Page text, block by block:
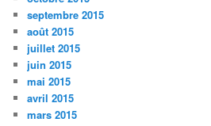
septembre 2015
août 2015
juillet 2015
juin 2015
mai 2015
avril 2015
mars 2015